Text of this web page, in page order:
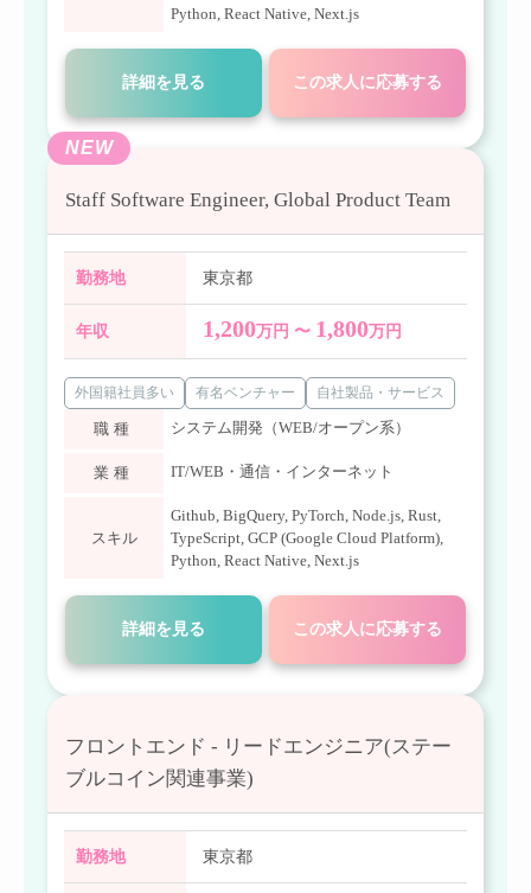
Python, React Native, Next.js
詳細を見る この求人に応募する
NEW
Staff Software Engineer, Global Product Team
勤務地 東京都
年収 1,200万円 〜 1,800万円
外国籍社員多い 有名ベンチャー 自社製品・サービス
職種 システム開発（WEB/オープン系）
業種 IT/WEB・通信・インターネット
スキル
Github, BigQuery, PyTorch, Node.js, Rust,
TypeScript, GCP (Google Cloud Platform),
Python, React Native, Next.js
詳細を見る この求人に応募する
フロントエンド - リードエンジニア(ステー
ブルコイン関連事業)
勤務地 東京都